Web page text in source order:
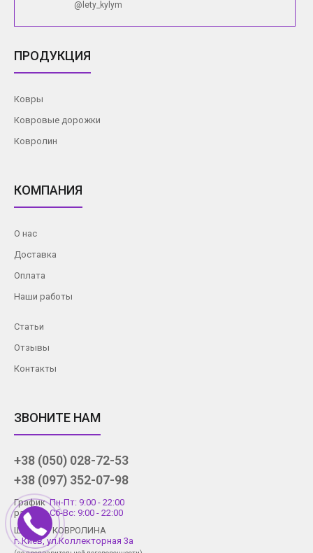
@lety_kylym
ПРОДУКЦИЯ
Ковры
Ковровые дорожки
Ковролин
КОМПАНИЯ
О нас
Доставка
Оплата
Наши работы
Статьи
Отзывы
Контакты
ЗВОНИТЕ НАМ
+38 (050) 028-72-53
+38 (097) 352-07-98
График
работы
Пн-Пт: 9:00 - 22:00
Сб-Вс: 9:00 - 22:00
Шоу-рум КОВРОЛИНА
г. Киев, ул.Коллекторная 3а